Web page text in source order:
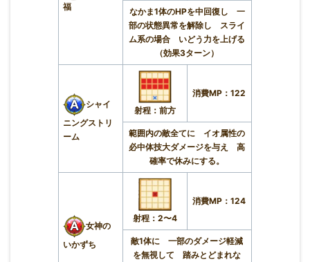
福
なかま1体のHPを中回復し 一
部の状態異常を解除し スライ
ム系の場合 いどう力を上げる
（効果3ターン）
シャイ
ニングストリ
ーム
射程：前方
消費MP：122
範囲内の敵全てに イオ属性の
必中体技大ダメージを与え 高
確率で休みにする。
女神の
いかずち
射程：2〜4
消費MP：124
敵1体に 一部のダメージ軽減
を無視して 踏みとどまれな